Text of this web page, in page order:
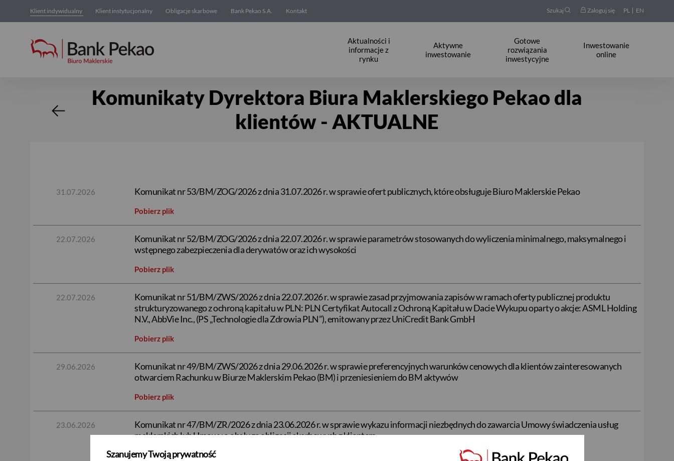
Klient indywidualny Klient instytucjonalny Obligacje skarbowe Bank Pekao S.A. Kontakt Szukaj Zaloguj się PL EN
Aktualności i
informacje z
rynku
Aktywne
inwestowanie
Gotowe
rozwiązania
inwestycyjne
Inwestowanie
online
Komunikaty Aktualne Dyrektora BM
Komunikaty Dyrektora Biura Maklerskiego Pekao dla
klientów - AKTUALNE
31.07.2026 Komunikat nr 53/BM/ZOG/2026 z dnia 31.07.2026 r. w sprawie ofert publicznych, które obsługuje Biuro Maklerskie Pekao
Pobierz plik
22.07.2026
Komunikat nr 52/BM/ZOG/2026 z dnia 22.07.2026 r. w sprawie parametrów stosowanych do wyliczenia minimalnego, maksymalnego i
wstępnego zabezpieczenia dla derywatów oraz ich wysokości
Pobierz plik
22.07.2026
Komunikat nr 51/BM/ZWS/2026 z dnia 22.07.2026 r. w sprawie zasad przyjmowania zapisów w ramach oferty publicznej produktu
strukturyzowanego z ochroną kapitału w PLN: PLN Certyfikat Autocall z Ochroną Kapitału w Dacie Wykupu oparty o akcje: ASML Holding
N.V., AbbVie Inc., (PS „Technologie dla Zdrowia PLN”), emitowany przez UniCredit Bank GmbH
Pobierz plik
29.06.2026
Komunikat nr 49/BM/ZWS/2026 z dnia 29.06.2026 r. w sprawie preferencyjnych warunków cenowych dla klientów zainteresowanych
otwarciem Rachunku w Biurze Maklerskim Pekao (BM) i przeniesieniem do BM aktywów
Pobierz plik
23.06.2026
Komunikat nr 47/BM/ZR/2026 z dnia 23.06.2026 r. w sprawie wykazu informacji niezbędnych do zawarcia Umowy świadczenia usług
maklerskich lub Umowy o obsługę obligacji skarbowych z klientem
Pobierz plik
Szanujemy Twoją prywatność